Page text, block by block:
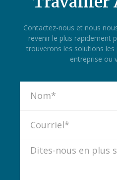
Contactez-nous et nous
revenir le plus rapidement
trouverons les solutions
entreprise ou